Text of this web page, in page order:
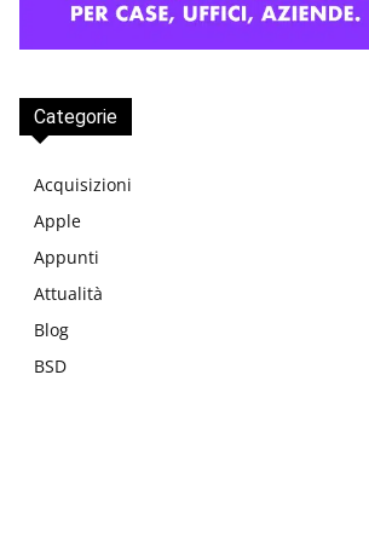
Categorie
Acquisizioni
Apple
Appunti
Attualità
Blog
BSD